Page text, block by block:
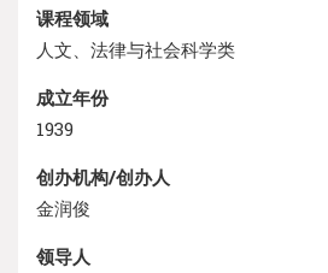
课程领域
人文、法律与社会科学类
成立年份
1939
创办机构/创办人
金润俊
领导人